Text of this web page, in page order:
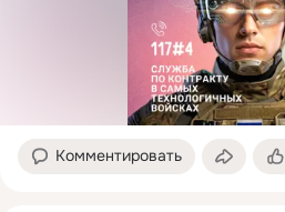
Комментировать